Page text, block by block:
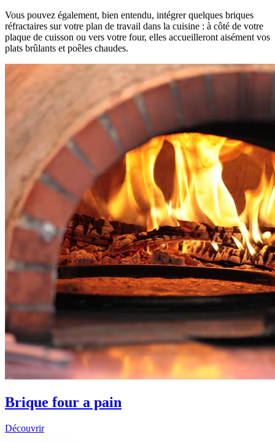
Vous pouvez également, bien entendu, intégrer quelques briques
réfractaires sur votre plan de travail dans la cuisine : à côté de votre
plaque de cuisson ou vers votre four, elles accueilleront aisément vos
plats brûlants et poêles chaudes.
Brique four a pain
Découvrir